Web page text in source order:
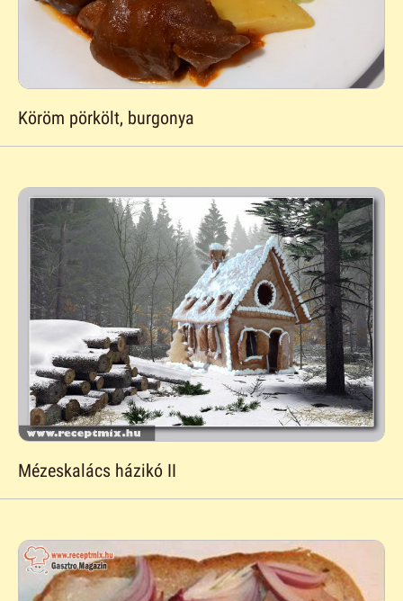
Köröm pörkölt, burgonya
Mézeskalács házikó II